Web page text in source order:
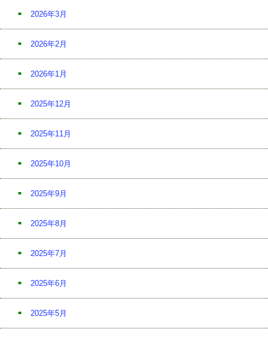
2026年3月
2026年2月
2026年1月
2025年12月
2025年11月
2025年10月
2025年9月
2025年8月
2025年7月
2025年6月
2025年5月